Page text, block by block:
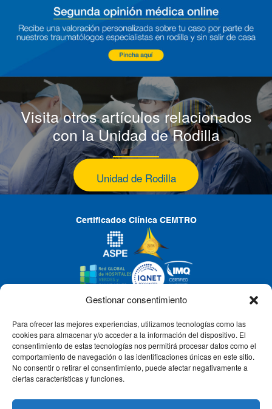
Gestionar consentimiento
Para ofrecer las mejores experiencias, utilizamos tecnologías como las
cookies para almacenar y/o acceder a la información del dispositivo. El
consentimiento de estas tecnologías nos permitirá procesar datos como el
comportamiento de navegación o las identificaciones únicas en este sitio.
No consentir o retirar el consentimiento, puede afectar negativamente a
ciertas características y funciones.
Visita otros artículos relacionados
con la Unidad de Rodilla
Unidad de Rodilla
Certificados Clínica CEMTRO
CLÍNICA CEMTRO
QUIÉNES SOMOS